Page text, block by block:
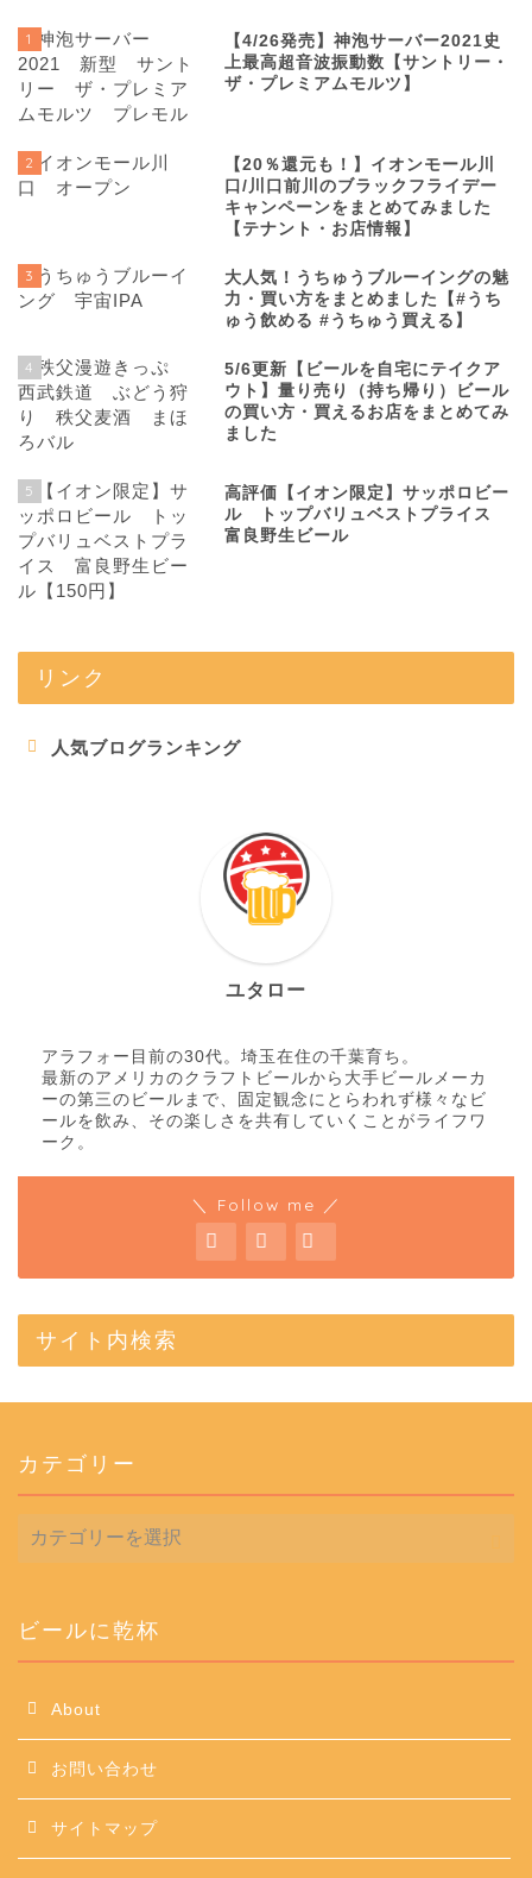
1
【4/26発売】神泡サーバー2021史
上最高超音波振動数【サントリー・
ザ・プレミアムモルツ】
2
【20％還元も！】イオンモール川
口/川口前川のブラックフライデー
キャンペーンをまとめてみました
【テナント・お店情報】
3
大人気！うちゅうブルーイングの魅
力・買い方をまとめました【#うち
ゅう飲める #うちゅう買える】
4
5/6更新【ビールを自宅にテイクア
ウト】量り売り（持ち帰り）ビール
の買い方・買えるお店をまとめてみ
ました
5
高評価【イオン限定】サッポロビー
ル トップバリュベストプライス
富良野生ビール
リンク
人気ブログランキング
ユタロー
アラフォー目前の30代。埼玉在住の千葉育ち。
最新のアメリカのクラフトビールから大手ビールメーカ
ーの第三のビールまで、固定観念にとらわれず様々なビ
ールを飲み、その楽しさを共有していくことがライフワ
ーク。
＼ Follow me ／
サイト内検索
カテゴリー
テ
ー
ビールに乾杯
About
お問い合わせ
サイトマップ